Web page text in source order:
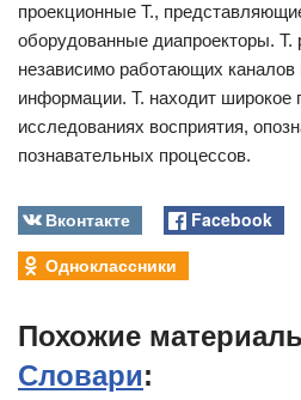
проекционные Т.,
оборудованные диапроекторы. Т.
независимо работающих каналов
информации. Т. находит широкое
исследованиях восприятия,
познавательных процессов.
Вконтакте Facebook
Одноклассники
Похожие
Словари: